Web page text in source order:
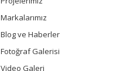
Markalarımız
Blog ve Haberler
Fotoğraf Galerisi
Video Galeri